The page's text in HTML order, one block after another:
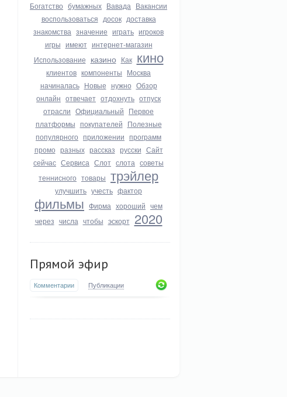
Богатство бумажных Вавада Вакансии
воспользоваться досок доставка
знакомства значение играть игроков
игры имеют интернет-магазин
Использование казино Как кино
клиентов компоненты Москва
начиналась Новые нужно Обзор
онлайн отвечает отдохнуть отпуск
отрасли Официальный Первое
платформы покупателей Полезные
популярного приложении программ
промо разных рассказ русски Сайт
сейчас Сервиса Слот слота советы
теннисного товары трэйлер
улучшить учесть фактор
фильмы Фирма хороший чем
через числа чтобы эскорт 2020
Прямой эфир
Комментарии Публикации